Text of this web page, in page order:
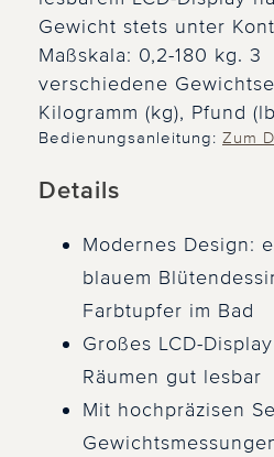
Gewicht stets unter
Maßskala: 0,2-180 kg. 3
verschiedene
Kilogramm (kg), Pfund
Bedienungsanleitung: Zum
Details
Modernes Design:
blauem
Farbtupfer im Bad
Großes LCD-
Räumen gut lesbar
Mit hochpräzisen